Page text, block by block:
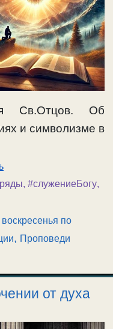
Св.Отцов. Об
и символизме в
, #служениеБогу,
по
, Проповеди
от духа